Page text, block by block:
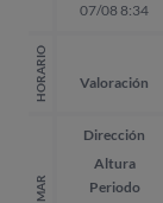
07/08 8:34
HORARIO Valoración
MAR
Dirección
Altura
Periodo